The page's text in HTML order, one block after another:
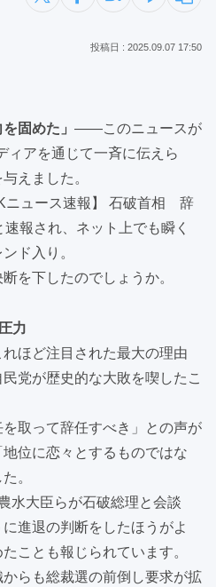
2025.09.07 17:50
固めた」 ——このニュースが
ィアを通じて一斉に伝えら
えました。
ニュース速報】 石破首相 辞
報され、ネット上でも瞬く
ド入り。
を下したのでしょうか。
力
ほど注目された最大の理由
党が歴史的な大敗を喫したこ
取って辞任すべき」との声が
位に恋々とするものではな
。
水大臣らが石破総理と会談
進退の判断をしたほうがよ
ことも報じられています。
らも総裁選の前倒し要求が拡